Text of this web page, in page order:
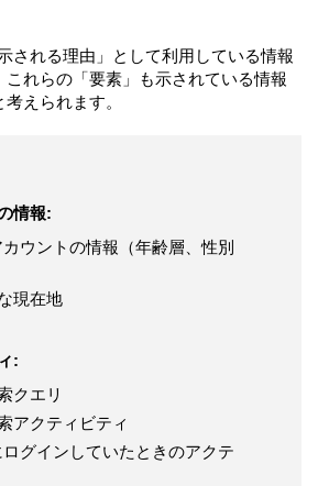
される理由」として利用している情報
これらの「要素」も示されている情報
えられます。
情報:
ウントの情報（年齢層、性別
現在地
:
クエリ
アクティビティ
グインしていたときのアクテ